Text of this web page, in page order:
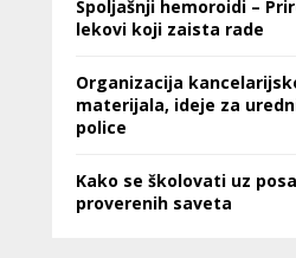
Spoljašnji hemoroidi –
lekovi koji zaista rade
Organizacija
materijala, ideje za
police
Kako se školovati uz
proverenih saveta